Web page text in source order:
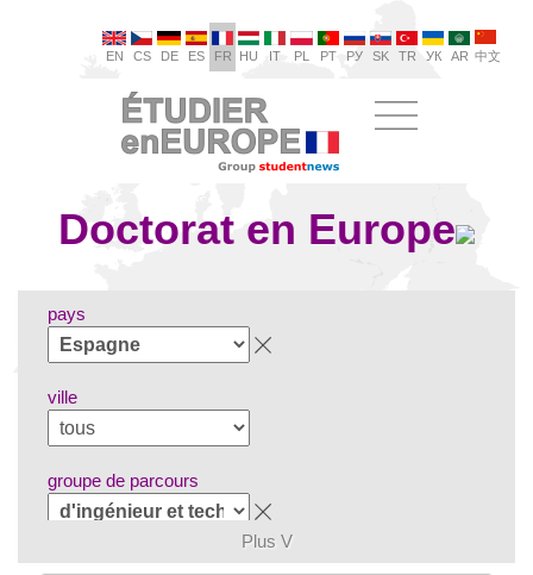
EN CS DE ES FR HU IT PL PT РУ SK TR УК AR 中文
Doctorat en Europe
pays
ville
groupe de parcours
langue
Plus V